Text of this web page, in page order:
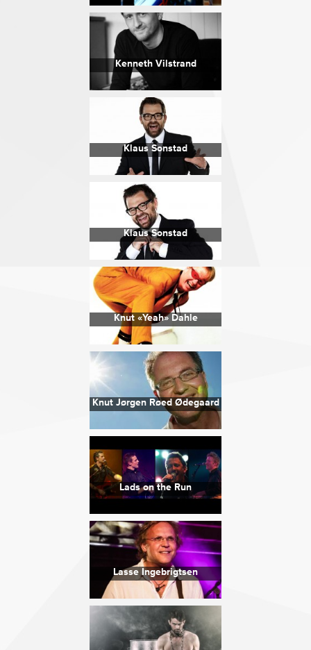
Kenneth Vilstrand
Klaus Sonstad
Klaus Sonstad
Knut «Yeah» Dahle
Knut Jørgen Røed Ødegaard
Lads on the Run
Lasse Ingebrigtsen